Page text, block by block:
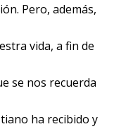
Pero, además,
vida, a fin de
se nos recuerda
ha recibido y